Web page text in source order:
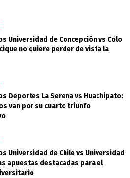
Universidad de Concepción vs Colo
no quiere perder de vista la
Deportes La Serena vs Huachipato:
van por su cuarto triunfo
Universidad de Chile vs Universidad
apuestas destacadas para el